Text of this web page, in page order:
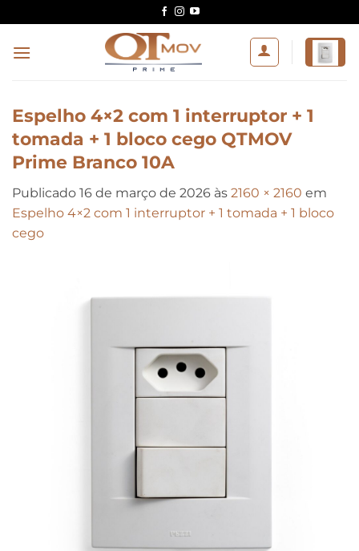
to
content
Espelho 4×2 com 1 interruptor + 1
tomada + 1 bloco cego QTMOV
Prime Branco 10A
Publicado 16 de março de 2026 às 2160 × 2160 em
Espelho 4×2 com 1 interruptor + 1 tomada + 1 bloco
cego